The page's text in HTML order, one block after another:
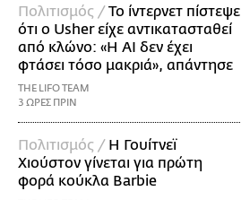
Πολιτισμός /Το ίντερνετ πίστεψε
ότι ο Usher είχε αντικατασταθεί
από κλώνο: «Η AI δεν έχει
φτάσει τόσο μακριά», απάντησε
THE LIFO TEAM
3 ΩΡΕΣ ΠΡΙΝ
Πολιτισμός / Η Γουίτνεϊ
Χιούστον γίνεται για πρώτη
φορά κούκλα Barbie